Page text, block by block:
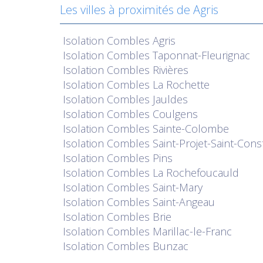
Les villes à proximités de Agris
Isolation Combles Agris
Isolation Combles Taponnat-Fleurignac
Isolation Combles Rivières
Isolation Combles La Rochette
Isolation Combles Jauldes
Isolation Combles Coulgens
Isolation Combles Sainte-Colombe
Isolation Combles Saint-Projet-Saint-
Isolation Combles Pins
Isolation Combles La Rochefoucauld
Isolation Combles Saint-Mary
Isolation Combles Saint-Angeau
Isolation Combles Brie
Isolation Combles Marillac-le-Franc
Isolation Combles Bunzac